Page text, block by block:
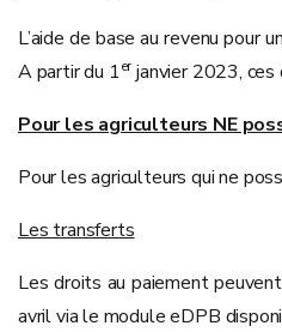
L’aide de base au revenu
A partir du 1erjanvier 2023, ces
Pour les agriculteurs NE
Pour les agriculteurs qui ne
Les transferts
Les droits au paiement
avril via le module eDPB